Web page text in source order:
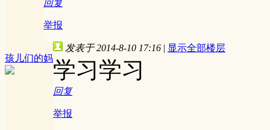
回复
举报
孩儿们的妈
发表于 2014-8-10 17:16 | 显示全部楼层
学习学习
回复
举报